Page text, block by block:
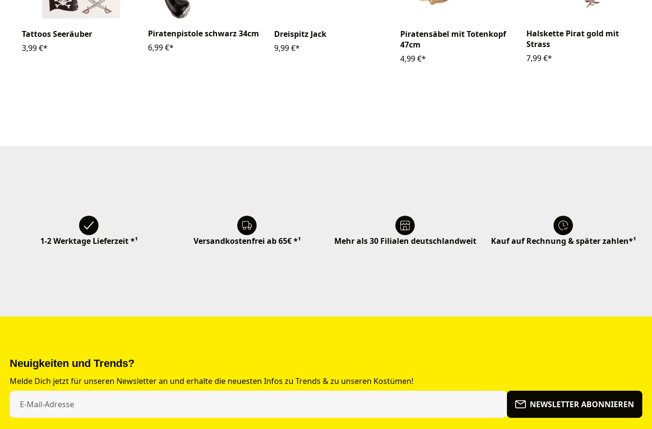
Tattoos Seeräuber
3,99 €*
Piratenpistole schwarz 34cm
6,99 €*
Dreispitz Jack
9,99 €*
Piratensäbel mit Totenkopf
47cm
4,99 €*
Halskette Pirat gold mit
Strass
7,99 €*
1-2 Werktage Lieferzeit *¹ Versandkostenfrei ab 65€ *¹ Mehr als 30 Filialen deutschlandweit Kauf auf Rechnung & später zahlen*¹
Neuigkeiten und Trends?
Melde Dich jetzt für unseren Newsletter an und erhalte die neuesten Infos zu Trends & zu unseren Kostümen!
NEWSLETTER ABONNIEREN